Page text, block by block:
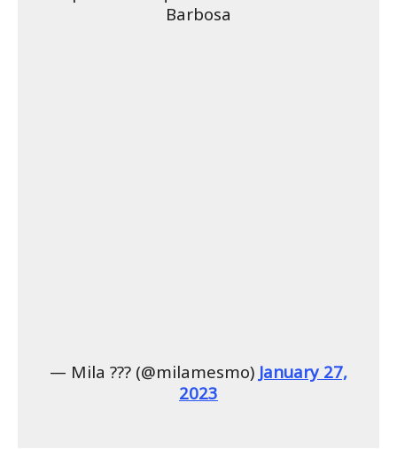
Barbosa
— Mila ??‍? (@milamesmo) January 27,
2023